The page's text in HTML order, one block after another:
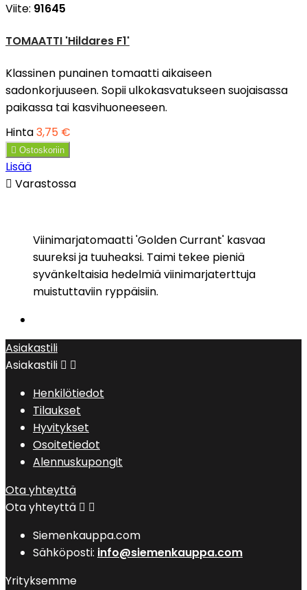
Viite: 91645
TOMAATTI 'Hildares F1'
Klassinen punainen tomaatti aikaiseen
sadonkorjuuseen. Sopii ulkokasvatukseen suojaisassa
paikassa tai kasvihuoneeseen.
Hinta3,75 €
 Ostoskoriin
Lisää
 Varastossa
Viinimarjatomaatti 'Golden Currant' kasvaa
suureksi ja tuuheaksi. Taimi tekee pieniä
syvänkeltaisia hedelmiä viinimarjaterttuja
muistuttaviin ryppäisiin.
Asiakastili
Asiakastili  
Henkilötiedot
Tilaukset
Hyvitykset
Osoitetiedot
Alennuskupongit
Ota yhteyttä
Ota yhteyttä  
Siemenkauppa.com
Sähköposti: info@siemenkauppa.com
Yrityksemme